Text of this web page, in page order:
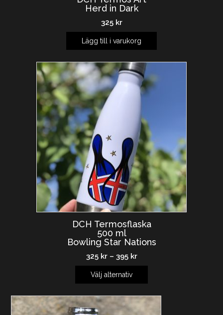
Herd in Dark
325 kr
Lägg till i varukorg
DCH Termosflaska
500 ml
Bowling Star Nations
325 kr– 395 kr
Välj alternativ